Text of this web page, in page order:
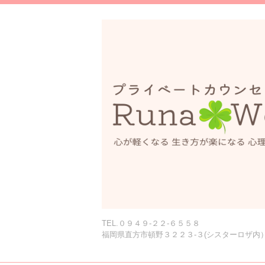
TEL.０９４９-２２-６５５８
福岡県直方市頓野３２２３-３(シスターロザ内